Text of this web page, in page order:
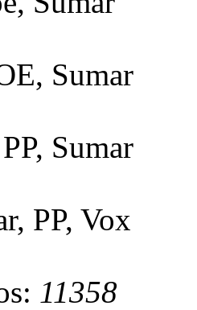
Sumar
Sumar
PP, Vox
11358